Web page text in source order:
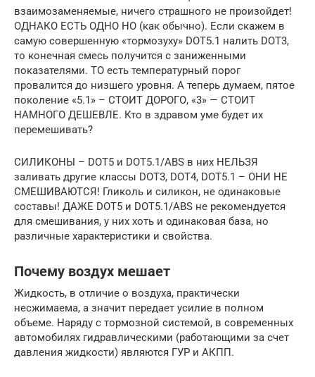
взаимозаменяемые, ничего страшного не произойдет!
ОДНАКО ЕСТЬ ОДНО НО (как обычно). Если скажем в
самую совершенную «тормозуху» DOT5.1 налить DOT3,
то конечная смесь получится с заниженными
показателями. ТО есть температурный порог
провалится до низшего уровня. А теперь думаем, пятое
поколение «5.1» – СТОИТ ДОРОГО, «3» — СТОИТ
НАМНОГО ДЕШЕВЛЕ. Кто в здравом уме будет их
перемешивать?
СИЛИКОНЫ – DOT5 и DOT5.1/ABS в них НЕЛЬЗЯ
заливать другие классы DOT3, DOT4, DOT5.1 – ОНИ НЕ
СМЕШИВАЮТСЯ! Гликоль и силикон, не одинаковые
составы! ДАЖЕ DOT5 и DOT5.1/ABS не рекомендуется
для смешивания, у них хоть и одинаковая база, но
различные характеристики и свойства.
Почему воздух мешает
Жидкость, в отличие о воздуха, практически
несжимаема, а значит передает усилие в полном
объеме. Наряду с тормозной системой, в современных
автомобилях гидравлическими (работающими за счет
давления жидкости) являются ГУР и АКПП.